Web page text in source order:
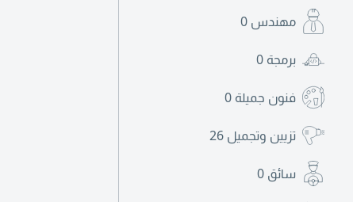
مهندس 0
برمجة 0
فنون جميلة 0
تزيين وتجميل 26
سائق 0